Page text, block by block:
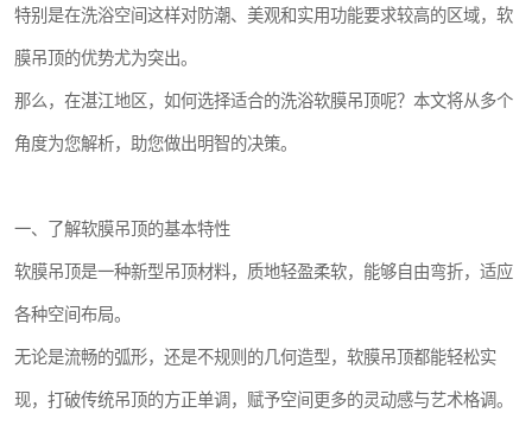
特别是在洗浴空间这样对防潮、美观和实用功能要求较高的区域，软
膜吊顶的优势尤为突出。
那么，在湛江地区，如何选择适合的洗浴软膜吊顶呢？本文将从多个
角度为您解析，助您做出明智的决策。
一、了解软膜吊顶的基本特性
软膜吊顶是一种新型吊顶材料，质地轻盈柔软，能够自由弯折，适应
各种空间布局。
无论是流畅的弧形，还是不规则的几何造型，软膜吊顶都能轻松实
现，打破传统吊顶的方正单调，赋予空间更多的灵动感与艺术格调。